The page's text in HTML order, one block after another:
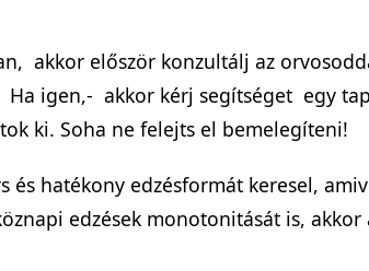
akkor először konzultálj az
Ha igen,- akkor kérj segítséget egy
ki. Soha ne felejts el bemelegíteni!
hatékony edzésformát keresel,
edzések monotonitását is,